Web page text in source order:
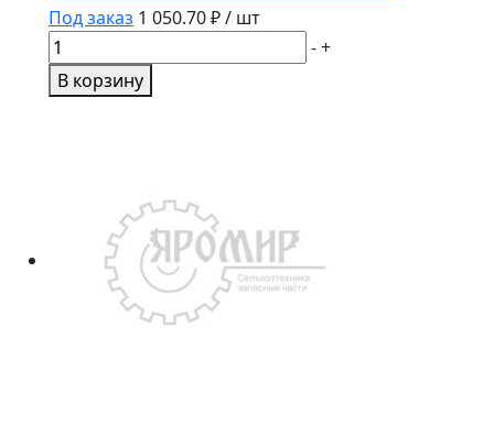
Под заказ 1 050.70₽ / шт
Количество
товара
Шпонка
-+
В корзину